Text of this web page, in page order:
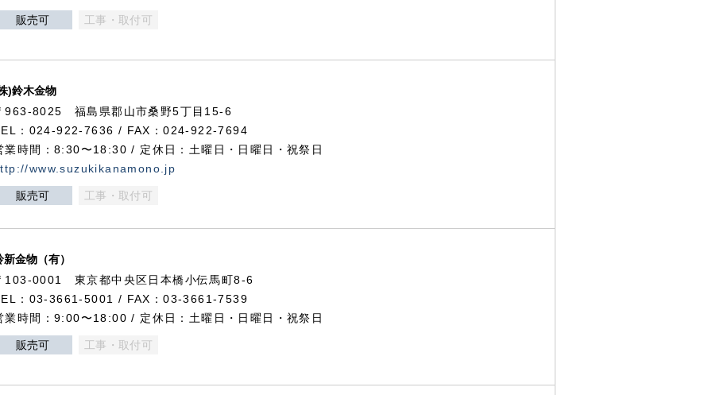
販売可 工事・取付可
)鈴木金物
963-8025 福島県郡山市桑野5丁目15-6
：024-922-7636 / FAX：024-922-7694
業時間：8:30〜18:30 / 定休日：土曜日・日曜日・祝祭日
www.suzukikanamono.jp
販売可 工事・取付可
新金物（有）
103-0001 東京都中央区日本橋小伝馬町8-6
：03-3661-5001 / FAX：03-3661-7539
業時間：9:00〜18:00 / 定休日：土曜日・日曜日・祝祭日
販売可 工事・取付可